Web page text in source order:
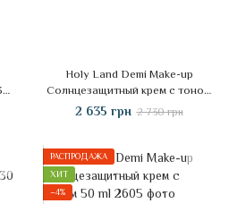
Holy Land Demi Make-up
Солнцезащитный крем с тоном
125 ml
2 635 грн 2 730 грн
РАСПРОДАЖА
ХИТ
−4%